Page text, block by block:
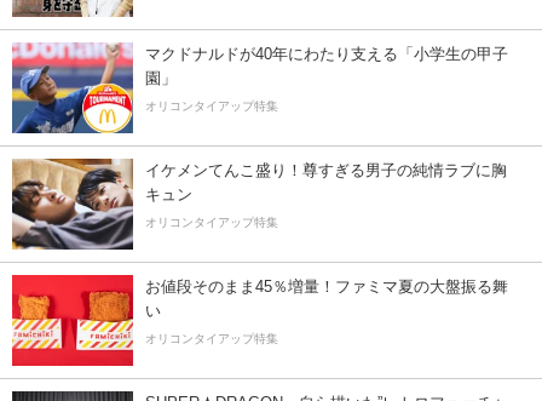
マクドナルドが40年にわたり支える「小学生の甲子
園」
オリコンタイアップ特集
イケメンてんこ盛り！尊すぎる男子の純情ラブに胸
キュン
オリコンタイアップ特集
お値段そのまま45％増量！ファミマ夏の大盤振る舞
い
オリコンタイアップ特集